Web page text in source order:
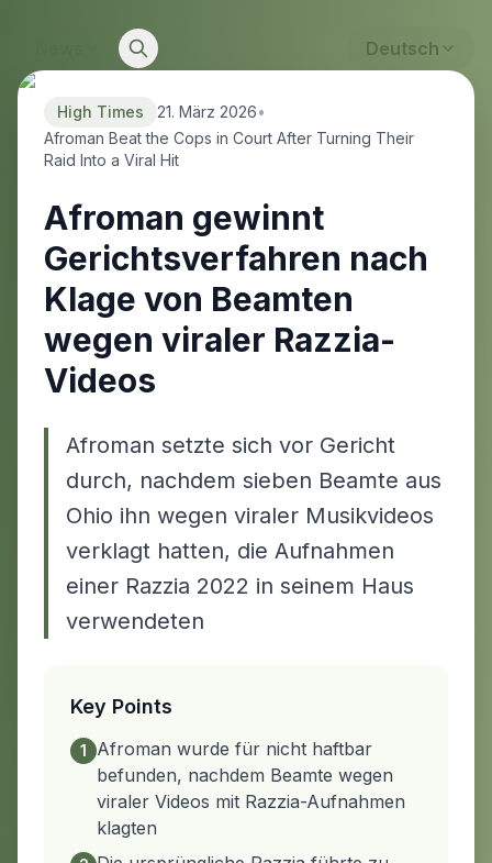
Deutsch
High Times 21. März 2026•
Afroman Beat the Cops in Court After Turning Their
Raid Into a Viral Hit
Afroman gewinnt
Gerichtsverfahren nach
Klage von Beamten
wegen viraler Razzia-
Videos
Afroman setzte sich vor Gericht
durch, nachdem sieben Beamte aus
Ohio ihn wegen viraler Musikvideos
verklagt hatten, die Aufnahmen
einer Razzia 2022 in seinem Haus
verwendeten
Key Points
1
Afroman wurde für nicht haftbar
befunden, nachdem Beamte wegen
viraler Videos mit Razzia-Aufnahmen
klagten